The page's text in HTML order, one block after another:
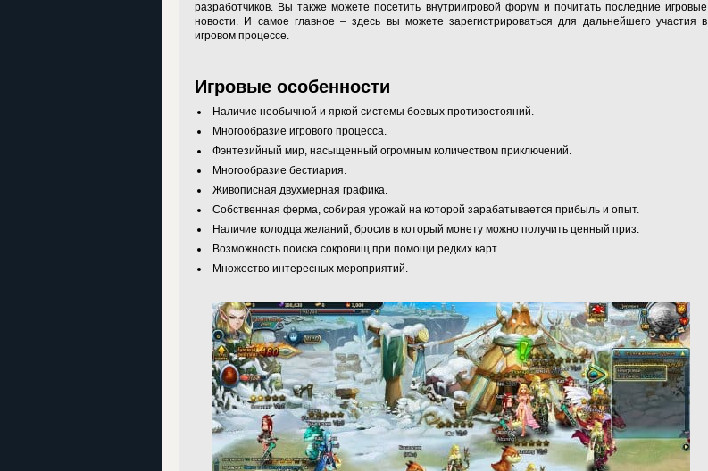
разработчиков. Вы также можете посетить внутриигровой форум и почитать последние игровые
новости. И самое главное – здесь вы можете зарегистрироваться для дальнейшего участия в
игровом процессе.
Игровые особенности
Наличие необычной и яркой системы боевых противостояний.
Многообразие игрового процесса.
Фэнтезийный мир, насыщенный огромным количеством приключений.
Многообразие бестиария.
Живописная двухмерная графика.
Собственная ферма, собирая урожай на которой зарабатывается прибыль и опыт.
Наличие колодца желаний, бросив в который монету можно получить ценный приз.
Возможность поиска сокровищ при помощи редких карт.
Множество интересных мероприятий.